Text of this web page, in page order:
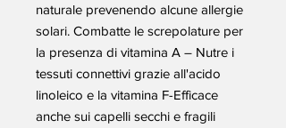
naturale prevenendo alcune allergie
solari. Combatte le screpolature per
la presenza di vitamina A – Nutre i
tessuti connettivi grazie all'acido
linoleico e la vitamina F-Efficace
anche sui capelli secchi e fragili